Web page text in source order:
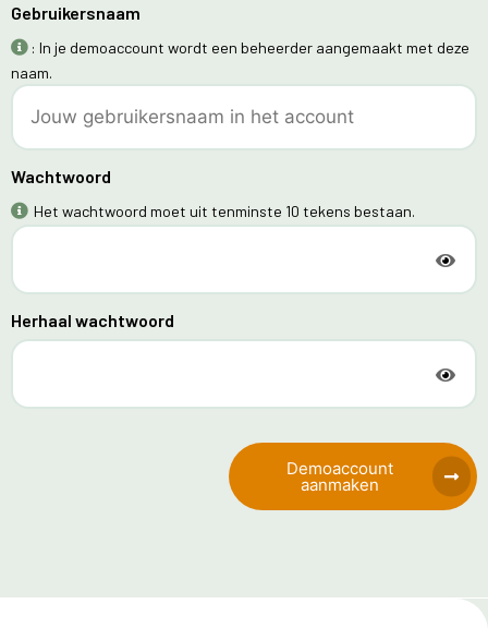
Gebruikersnaam
: In je demoaccount wordt een beheerder aangemaakt met deze
naam.
Wachtwoord
Het wachtwoord moet uit tenminste 10 tekens bestaan.
Herhaal wachtwoord
Demoaccount
aanmaken